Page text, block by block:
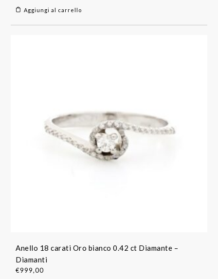
Aggiungi al carrello
Anello 18 carati Oro bianco 0.42 ct Diamante –
Diamanti
€999,00